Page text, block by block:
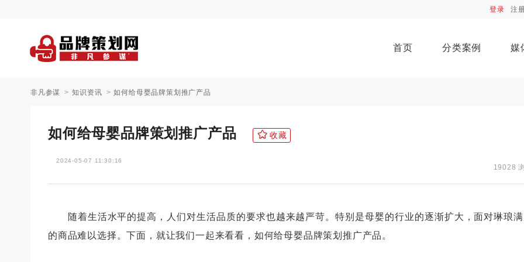
登录 注
首页 分类案例 媒
非凡参谋 知识资讯 如何给母婴品牌策划推广产品
如何给母婴品牌策划推广产品 收藏
2024-05-07 11:30:16
19028
随着生活水平的提高，人们对生活品质的要求也越来越严苛。特别是母婴的行业的逐渐扩大，面对琳琅
的商品难以选择。下面，就让我们一起来看看，如何给母婴品牌策划推广产品。